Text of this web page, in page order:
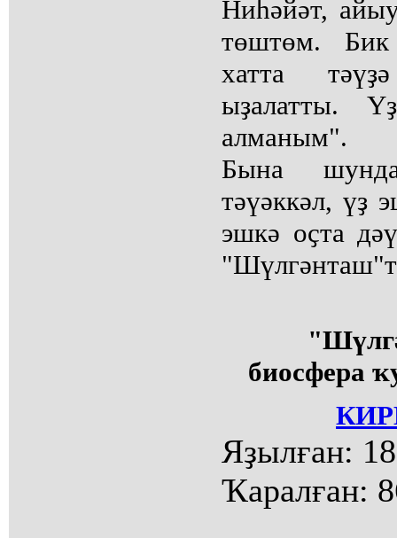
Ниһәйәт,
төштөм.
хатта
ыҙалатты.
алманым".
Бына
тәүәккәл, үҙ
эшкә оҫта
биосфера
Яҙылған:
Ҡаралған: